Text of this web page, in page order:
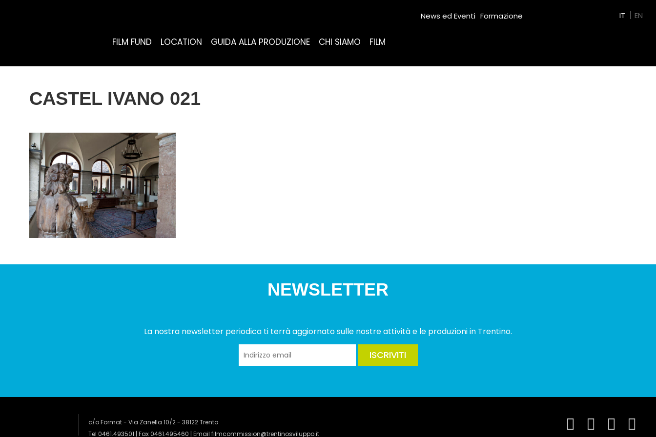
FILM FUND LOCATION GUIDA ALLA PRODUZIONE CHI SIAMO FILM
News ed Eventi Formazione IT EN
CASTEL IVANO 021
NEWSLETTER
La nostra newsletter periodica ti terrà aggiornato sulle nostre attività e le produzioni in Trentino.
ISCRIVITI
c/o Format - Via Zanella 10/2 - 38122 Trento
Tel 0461.493501 | Fax 0461.495460 | Email filmcommission@trentinosviluppo.it